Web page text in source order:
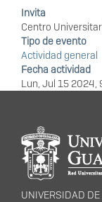
Invita
Centro
Tipo de evento
Actividad general
Fecha actividad
Lun, Jul 15 2024,
portal
UNIVERSIDAD